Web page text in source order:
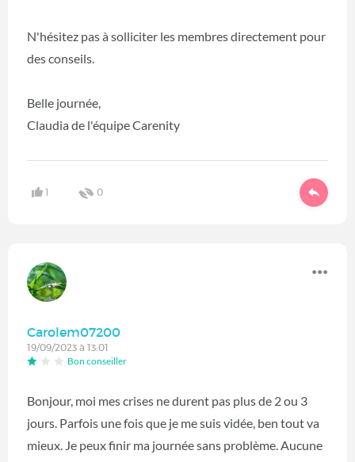
N'hésitez pas à solliciter les membres directement pour
des conseils.
Belle journée,
Claudia de l'équipe Carenity
1 0
Carolem07200
19/09/2023 à 13:01
Bon conseiller
Bonjour, moi mes crises ne durent pas plus de 2 ou 3
jours. Parfois une fois que je me suis vidée, ben tout va
mieux. Je peux finir ma journée sans problème. Aucune